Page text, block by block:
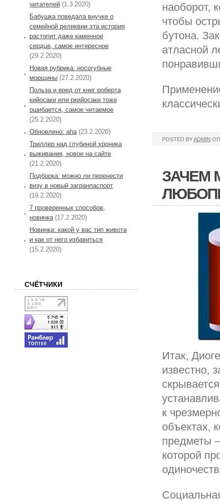
наоборот,
чтобы
бутона.
атласной
POSTED BYADMIN
ЗАЧЕМ
Итак,
известно,
к
объектах,
предметы
которой
читателей (1.3.2020)
Бабушка поведала внучке о
семейной реликвии эта история
растопит даже каменное
сердце, самое интересное
(29.2.2020)
Новая рубрика: носогубные
морщины (27.2.2020)
Польза и вред от книг роберта
кийосаки или ркийосаки тоже
ошибается, самое читаемое
(25.2.2020)
Обновлено: aha(23.2.2020)
Триллер над глубиной хроника
выживания, новое на сайте
(21.2.2020)
Подборка: можно ли перенести
визу в новый загранпаспорт
(19.2.2020)
7 проверенных способов,
новинка(17.2.2020)
Новинка: какой у вас тип живота
и как от него избавиться
(15.2.2020)
СЧЁТЧИКИ